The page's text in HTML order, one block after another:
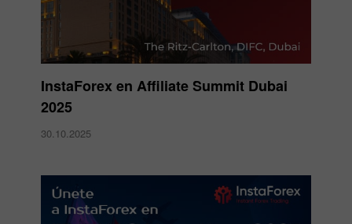
InstaForex en Affiliate Summit Dubai
2025
30.10.2025